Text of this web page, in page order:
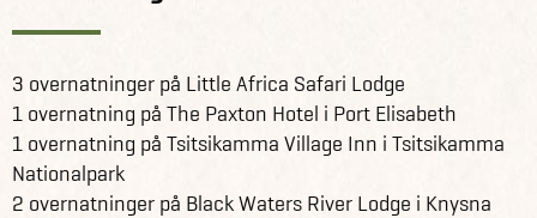
3 overnatninger på Little Africa Safari Lodge
1 overnatning på The Paxton Hotel i Port Elisabeth
1 overnatning på Tsitsikamma Village Inn i Tsitsikamma
Nationalpark
2 overnatninger på Black Waters River Lodge i Knysna